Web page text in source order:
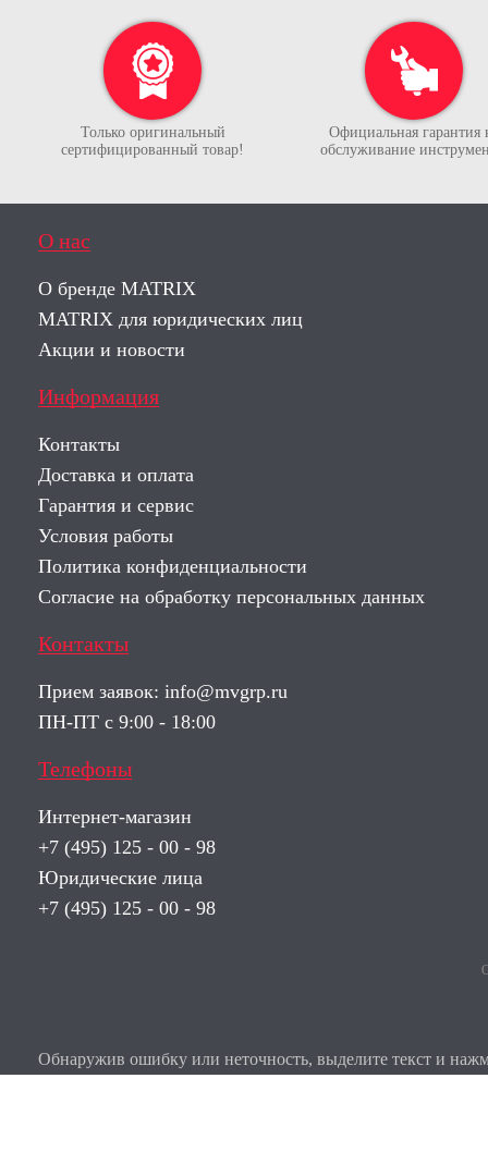
Только оригинальный
сертифицированный товар!
Официальная гарантия
обслуживание
О нас
О бренде MATRIX
MATRIX для юридических лиц
Акции и новости
Информация
Контакты
Доставка и оплата
Гарантия и сервис
Условия работы
Политика конфиденциальности
Согласие на обработку персональных данных
Контакты
Прием заявок: info@mvgrp.ru
ПН-ПТ с 9:00 - 18:00
Телефоны
Интернет-магазин
+7 (495) 125 - 00 - 98
Юридические лица
+7 (495) 125 - 00 - 98
Обнаружив ошибку или неточность, выделите текст и